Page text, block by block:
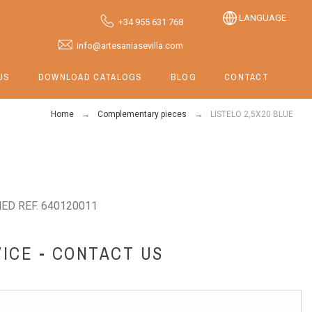
+34 955 631 768
info@artesaniasevilla.com
LANGUAGE
DOWNLOAD CATALOGS BLOG CONTACT
Home Complementary pieces LISTELO 2,5X20 BLUE
REF. 640120011
- CONTACT US